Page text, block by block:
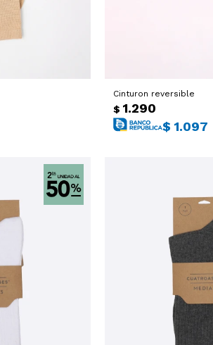
Cinturon reversible
$ 1.290
$ 1.097